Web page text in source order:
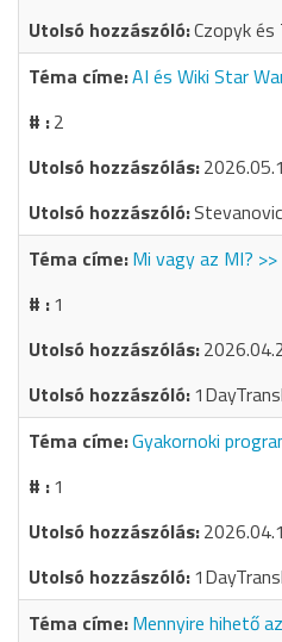
Czopyk
AI és Wiki Star
2
Mi vagy az MI? >>
1
Gyakornoki
1
Mennyire hihető